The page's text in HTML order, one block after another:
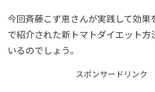
今回斉藤こず恵さんが実践して効果
で紹介された新トマトダイエット方
いるのでしょう。
スポンサードリンク